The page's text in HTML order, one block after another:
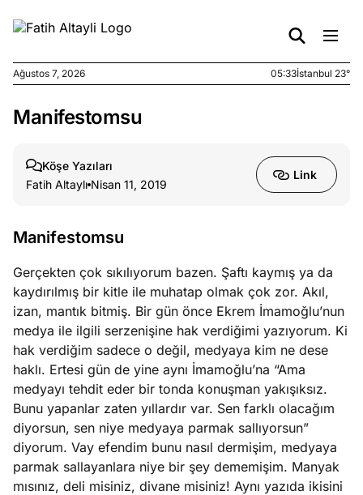
Ağustos
yasalar
Ağustos
stok
caiz
Ağustos
4, 2026
umutlu
ister
Köşe
Yazıları
Spor
Yazıları
Yazıları
Ağustos 7, 2026 05:33İstanbul 23°
Manifestomsu
Köşe Yazıları
Fatih Altaylı Nisan 11, 2019
Link
Manifestomsu
Gerçekten çok sıkılıyorum bazen. Şaftı kaymış ya da
kaydırılmış bir kitle ile muhatap olmak çok zor. Akıl,
izan, mantık bitmiş. Bir gün önce Ekrem İmamoğlu’nun
medya ile ilgili serzenişine hak verdiğimi yazıyorum. Ki
hak verdiğim sadece o değil, medyaya kim ne dese
haklı. Ertesi gün de yine aynı İmamoğlu’na “Ama
medyayı tehdit eder bir tonda konuşman yakışıksız.
Bunu yapanlar zaten yıllardır var. Sen farklı olacağım
diyorsun, sen niye medyaya parmak sallıyorsun”
diyorum. Vay efendim bunu nasıl dermişim, medyaya
parmak sallayanlara niye bir şey dememişim. Manyak
mısınız, deli misiniz, divane misiniz! Aynı yazıda ikisini